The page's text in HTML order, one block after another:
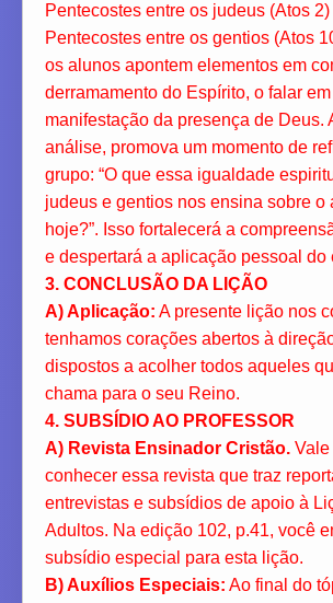
Pentecostes entre os judeus (Atos
Pentecostes entre os gentios (Atos
os alunos apontem elementos em
derramamento do Espírito, o falar
manifestação da presença de Deus.
análise, promova um momento de
grupo: “O que essa igualdade
judeus e gentios nos ensina sobre o
hoje?”. Isso fortalecerá a
e despertará a aplicação pessoal do
3. CONCLUSÃO DA LIÇÃO
A) Aplicação: A presente lição nos
tenhamos corações abertos à
dispostos a acolher todos aqueles
chama para o seu Reino.
4. SUBSÍDIO AO PROFESSOR
A) Revista Ensinador Cristão. Vale
conhecer essa revista que traz
entrevistas e subsídios de apoio à
Adultos. Na edição 102, p.41, você
subsídio especial para esta lição.
B) Auxílios Especiais: Ao final do